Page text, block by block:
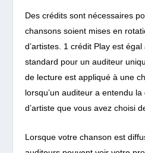
Des crédits sont nécessaires
chansons soient mises en
d’artistes. 1 crédit Play est
standard pour un auditeur
de lecture est appliqué à une
lorsqu’un auditeur a entendu
d’artiste que vous avez choisi
Lorsque votre chanson est